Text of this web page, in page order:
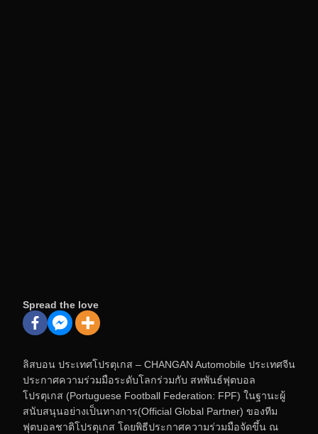
Spread the love
ลิสบอน ประเทศโปรตุเกส – CHANGAN Automobile ประเทศจีน
ประกาศความร่วมมือระดับโลกร่วมกับ สหพันธ์ฟุตบอล
โปรตุเกส (Portuguese Football Federation: FPF) ในฐานะผู้
สนับสนุนอย่างเป็นทางการ(Official Global Partner) ของทีม
ฟุตบอลชาติโปรตุเกส โดยพิธีประกาศความร่วมมือจัดขึ้น ณ